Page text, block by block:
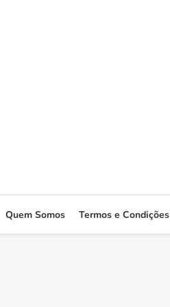
Quem Somos Termos e Condições